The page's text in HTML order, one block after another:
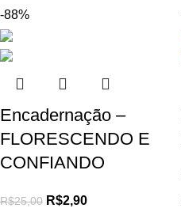
-88%
Encadernação –
FLORESCENDO E
CONFIANDO
R$25,00 R$2,90